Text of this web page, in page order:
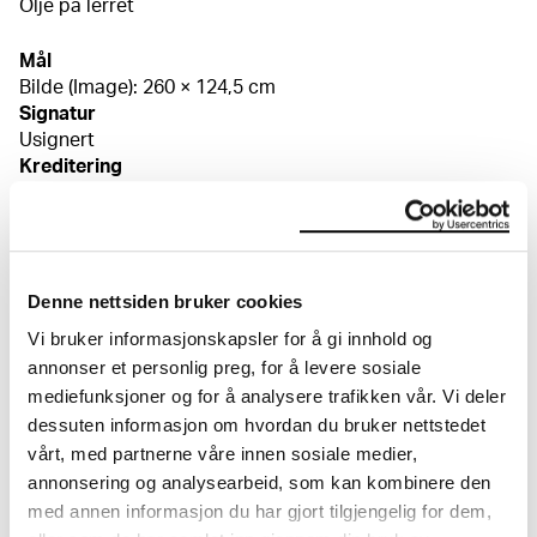
Denne nettsiden bruker cookies
Vi bruker informasjonskapsler for å gi innhold og
annonser et personlig preg, for å levere sosiale
mediefunksjoner og for å analysere trafikken vår. Vi deler
dessuten informasjon om hvordan du bruker nettstedet
vårt, med partnerne våre innen sosiale medier,
annonsering og analysearbeid, som kan kombinere den
med annen informasjon du har gjort tilgjengelig for dem,
Olje på lerret
Mål
Bilde (Image): 260 × 124,5 cm
Signatur
Usignert
Kreditering
MM, 2011, kat.nr. 49, s. 261 Pettersen, Petra, "Munchs
Woll, Edvard Munch. Samlede malerier / Complete
Paintings, Catalogue Raisonneé I-IV, MM, Kaare
Berntsen, London 2009, s. 829–851 Eggum, Arne, "En fris
för en aula", Edvard Munch 1863–1944, utst.kat.,
Stockholm 1977, s. 124ff Glaser, Curt, "Edvard Munchs
Wandgemälde für die Universität in Kristiania",
Zeitschrift für bildende Kunst, Sonderdrück N.F., 1914,
Om verkskatalogen
I verkskatalogen kan du søke i hele Edvard Munchs
kunstnerskap. Verkskatalogen utbedres jevnlig i